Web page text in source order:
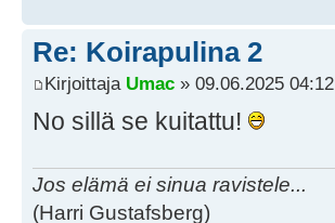
Re: Koirapulina 2
Kirjoittaja Umac » 09.06.2025 04:12
No sillä se kuitattu!
Jos elämä ei sinua ravistele...
(Harri Gustafsberg)